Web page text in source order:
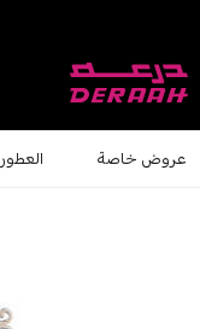
عروض خاصة العطور